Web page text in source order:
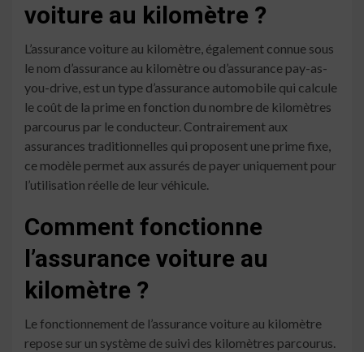
voiture au kilomètre ?
L’assurance voiture au kilomètre, également connue sous
le nom d’assurance au kilomètre ou d’assurance pay-as-
you-drive, est un type d’assurance automobile qui calcule
le coût de la prime en fonction du nombre de kilomètres
parcourus par le conducteur. Contrairement aux
assurances traditionnelles qui proposent une prime fixe,
ce modèle permet aux assurés de payer uniquement pour
l’utilisation réelle de leur véhicule.
Comment fonctionne
l’assurance voiture au
kilomètre ?
Le fonctionnement de l’assurance voiture au kilomètre
repose sur un système de suivi des kilomètres parcourus.